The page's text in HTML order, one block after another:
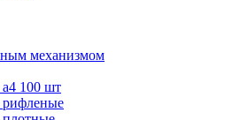
механизмом
100 шт